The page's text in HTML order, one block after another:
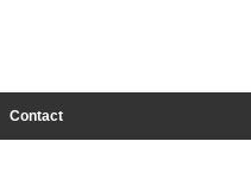
Contact